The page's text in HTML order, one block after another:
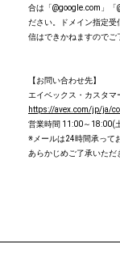
合は「@google.com」「
ださい。ドメイン指定受
信はできかねますのでご
【お問い合わせ先】
エイベックス・カスタマ
https://avex.com/jp/ja/
営業時間 11:00～18:00(
※メールは24時間承って
あらかじめご了承いただ